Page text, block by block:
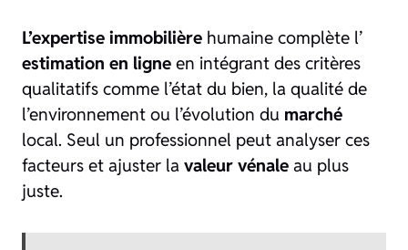
L’expertise immobilière humaine complète l’
estimation en ligne en intégrant des critères
qualitatifs comme l’état du bien, la qualité de
l’environnement ou l’évolution du marché
local. Seul un professionnel peut analyser ces
facteurs et ajuster la valeur vénale au plus
juste.